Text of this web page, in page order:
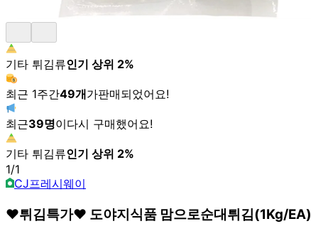
기타 튀김류인기 상위 2%
최근 1주간49개가판매되었어요!
최근39명이다시 구매했어요!
기타 튀김류인기 상위 2%
1/1
CJ프레시웨이
♥튀김특가♥ 도야지식품 맘으로순대튀김(1Kg/EA)